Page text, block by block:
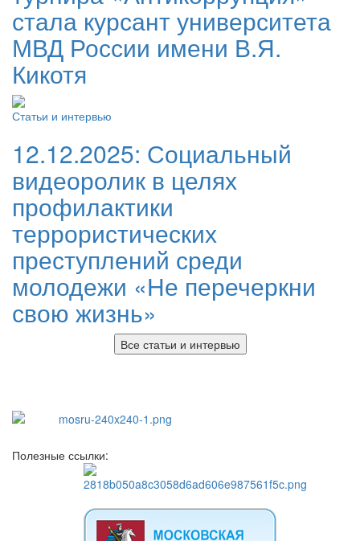
стала курсант университета
МВД России имени В.Я.
Кикотя
Статьи и интервью
12.12.2025: Социальный
видеоролик в целях
профилактики
террористических
преступлений среди
молодежи «Не перечеркни
свою жизнь»
Все статьи и интервью
Полезные ссылки: